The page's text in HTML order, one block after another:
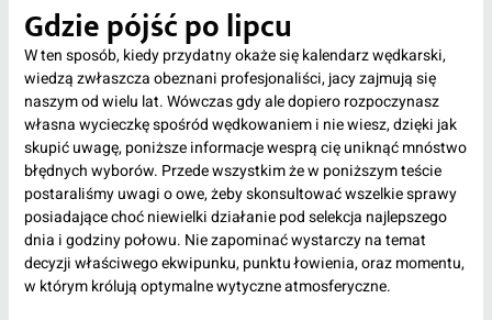
Gdzie pójść po lipcu
W ten sposób, kiedy przydatny okaże się kalendarz wędkarski,
wiedzą zwłaszcza obeznani profesjonaliści, jacy zajmują się
naszym od wielu lat. Wówczas gdy ale dopiero rozpoczynasz
własna wycieczkę spośród wędkowaniem i nie wiesz, dzięki jak
skupić uwagę, poniższe informacje wesprą cię uniknąć mnóstwo
błędnych wyborów. Przede wszystkim że w poniższym teście
postaraliśmy uwagi o owe, żeby skonsultować wszelkie sprawy
posiadające choć niewielki działanie pod selekcja najlepszego
dnia i godziny połowu. Nie zapominać wystarczy na temat
decyzji właściwego ekwipunku, punktu łowienia, oraz momentu,
w którym królują optymalne wytyczne atmosferyczne.